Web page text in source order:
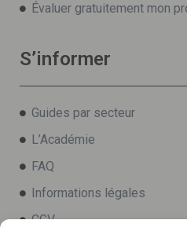
Évaluer gratuitement mon
S’informer
Guides par secteur
L’Académie
FAQ
Informations légales
CGV